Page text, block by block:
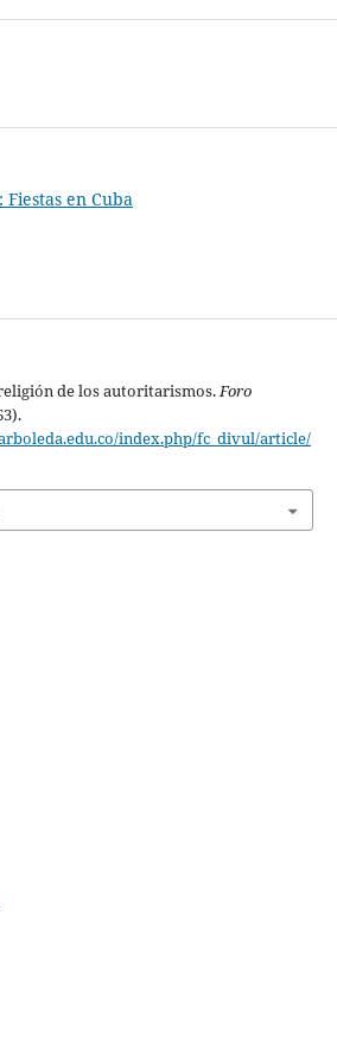
Fiestas en Cuba
de los autoritarismos.Foro
index.php/fc_divul/article/